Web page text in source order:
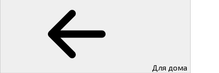
Для дома